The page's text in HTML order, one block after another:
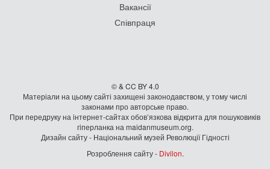
Вакансії
Співпраця
© & CC BY 4.0
Матеріали на цьому сайті захищені законодавством, у тому числі
законами про авторське право.
При передруку на iнтернет-сайтах обов’язкова відкрита для пошуковиків
гiперланка на maidanmuseum.org.
Дизайн сайту - Національний музей Революції Гідності
Розроблення сайту - Divilon.